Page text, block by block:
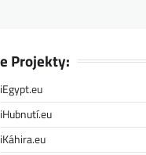
Projekty:
iEgypt.eu
iHubnutí.eu
iKáhira.eu